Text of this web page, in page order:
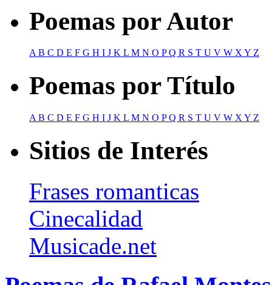
Poemas por Autor
AB C D E F G H I J K L M N O PQ R S T U V W XY Z
Poemas por Título
A B C D E F G H I J K L M N O PQ R S T U V W X Y Z
Sitios de Interés
Frases romanticas
Cinecalidad
Musicade.net